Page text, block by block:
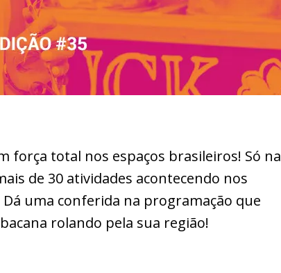
força total nos espaços brasileiros! Só na
de 30 atividades acontecendo nos
uma conferida na programação que
rolando pela sua região!